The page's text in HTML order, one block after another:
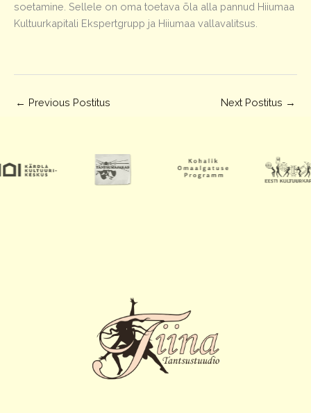
soetamine. Sellele on oma toetava õla alla pannud Hiiumaa
Kultuurkapitali Ekspertgrupp ja Hiiumaa vallavalitsus.
← Previous Postitus Next Postitus →